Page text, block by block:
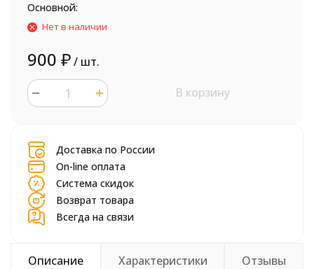
Основной:
Нет в наличии
900 ₽/ шт.
В корзину
Доставка по России
On-line оплата
Система скидок
Возврат товара
Всегда на связи
Описание Характеристики Отзывы